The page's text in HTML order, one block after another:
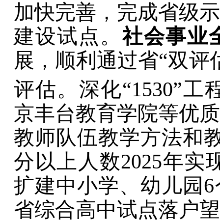
加快完善，完成省级
建设试点。社会事业
展，顺利通过省“双评
评估。深化“1530”工
京丰台教育学院等优
教师队伍教学方法和
分以上人数2025年实
扩建中小学、幼儿园 6
省综合高中试点落户